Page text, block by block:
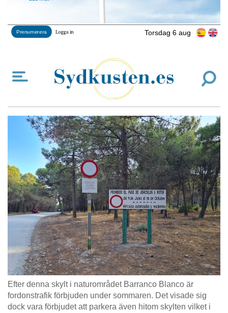
Torsdag 6 aug
Prenumerera Logga in
Efter denna skylt i naturområdet Barranco Blanco är
fordonstrafik förbjuden under sommaren. Det visade sig
dock vara förbjudet att parkera även hitom skylten vilket i